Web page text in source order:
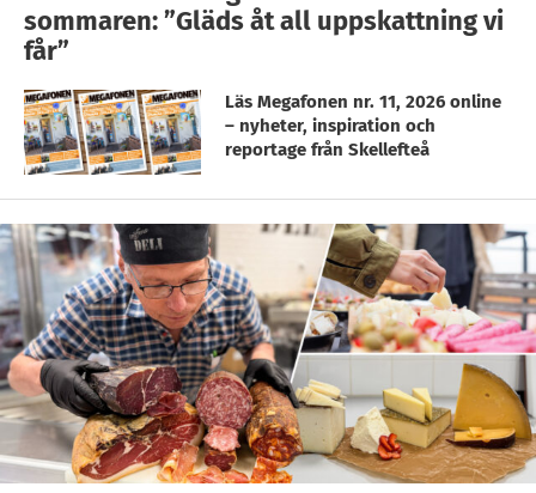
sommaren: ”Gläds åt all uppskattning vi
får”
Läs Megafonen nr. 11, 2026 online
– nyheter, inspiration och
reportage från Skellefteå